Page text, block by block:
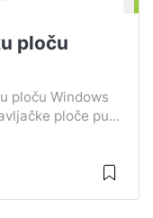
ploču
ploču Windows
ploče pu...